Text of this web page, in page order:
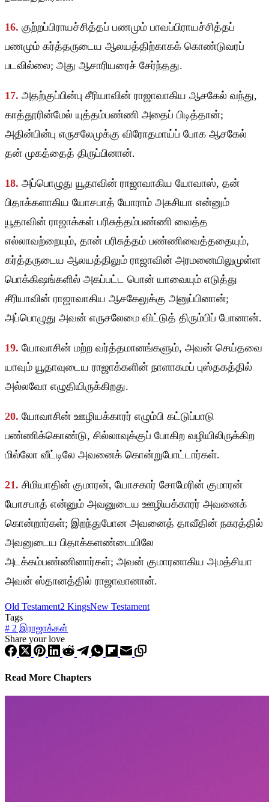
16. குற்றப்பிராயச்சித்தப் பணமும் பாவப்பிராயச்சித்தப்
பணமும் கர்த்தருடைய ஆலயத்திற்காகக் கொண்டுவரப்
படவில்லை; அது ஆசாரியரைச் சேர்ந்தது.
17. அதற்குப்பின்பு சீரியாவின் ராஜாவாகிய ஆசகேல் வந்து,
காத்தூரின்மேல் யுத்தம்பண்ணி அதைப் பிடித்தான்;
அதின்பின்பு எருசலேமுக்கு விரோதமாய்ப் போக ஆசகேல்
தன் முகத்தைத் திருப்பினான்.
18. அப்பொழுது யூதாவின் ராஜாவாகிய யோவாஸ், தன்
பிதாக்களாகிய யோசபாத் யோராம் அகசியா என்னும்
யூதாவின் ராஜாக்கள் பரிசுத்தம்பண்ணி வைத்த
எல்லாவற்றையும், தான் பரிசுத்தம் பண்ணிவைத்ததையும்,
கர்த்தருடைய ஆலயத்திலும் ராஜாவின் அரமனையிலுமுள்ள
பொக்கிஷங்களில் அகப்பட்ட பொன் யாவையும் எடுத்து
சீரியாவின் ராஜாவாகிய ஆசகேலுக்கு அனுப்பினான்;
அப்பொழுது அவன் எருசலேமை விட்டுத் திரும்பிப் போனான்.
19. யோவாசின் மற்ற வர்த்தமானங்களும், அவன் செய்தவை
யாவும் யூதாவுடைய ராஜாக்களின் நாளாகமப் புஸ்தகத்தில்
அல்லவோ எழுதியிருக்கிறது.
20. யோவாசின் ஊழியக்காரர் எழும்பி கட்டுப்பாடு
பண்ணிக்கொண்டு, சில்லாவுக்குப் போகிற வழியிலிருக்கிற
மில்லோ வீட்டிலே அவனைக் கொன்றுபோட்டார்கள்.
21. சிமியாதின் குமாரன், யோசகார் சோமேரின் குமாரன்
யோசபாத் என்னும் அவனுடைய ஊழியக்காரர் அவனைக்
கொன்றார்கள்; இறந்துபோன அவனைத் தாவீதின் நகரத்தில்
அவனுடைய பிதாக்களண்டையிலே
அடக்கம்பண்ணினார்கள்; அவன் குமாரனாகிய அமத்சியா
அவன் ஸ்தானத்தில் ராஜாவானான்.
Old Testament2 KingsNew Testament
Tags
# 2 இராஜாக்கள்
Share your love
Read More Chapters